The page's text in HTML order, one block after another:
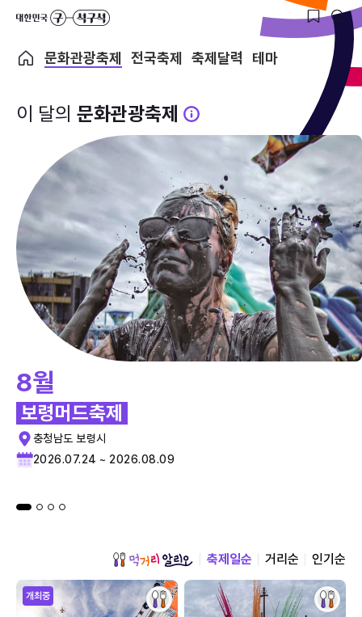
문화관광축제 전국축제 축제달력 테마
이 달의 문화관광축제
8월
보령머드축제
충청남도 보령시
2026.07.24 ~ 2026.08.09
축제일순 거리순 인기순
개최중